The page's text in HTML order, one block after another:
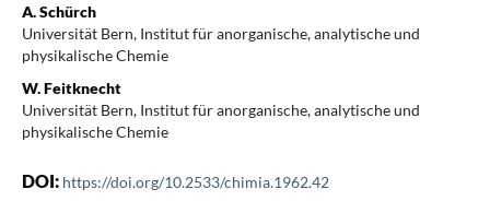
A. Schürch
Universität Bern, Institut für anorganische, analytische und
physikalische Chemie
W. Feitknecht
Universität Bern, Institut für anorganische, analytische und
physikalische Chemie
DOI: https://doi.org/10.2533/chimia.1962.42